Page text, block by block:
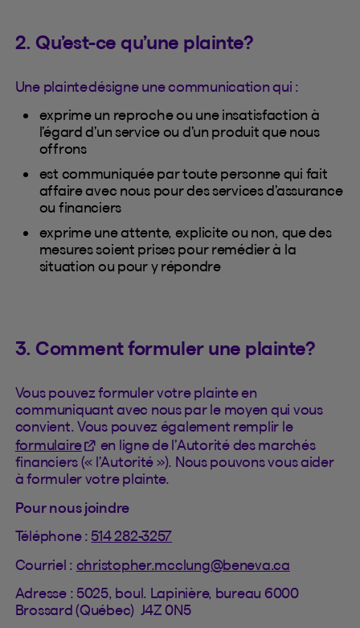
2. Qu’est-ce qu’une plainte?
Une plainte désigne une communication qui :
exprime un reproche ou une insatisfaction à
l’égard d’un service ou d’un produit que nous
offrons
est communiquée par toute personne qui fait
affaire avec nous pour des services d’assurance
ou financiers
exprime une attente, explicite ou non, que des
mesures soient prises pour remédier à la
situation ou pour y répondre
3. Comment formuler une plainte?
Vous pouvez formuler votre plainte en
communiquant avec nous par le moyen qui vous
convient. Vous pouvez également remplir le
formulaire(Cet hyperlien s'ouvrira dans un nouvel
en ligne de l’Autorité des marchés
financiers (« l’Autorité »). Nous pouvons vous aider
à formuler votre plainte.
Pour nous joindre
Téléphone :514 282-3257
Courriel : christopher.mcclung@beneva.ca
Adresse : 5025, boul. Lapinière, bureau 6000
Brossard (Québec) J4Z 0N5